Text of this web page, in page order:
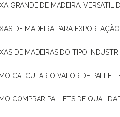
GRANDE DE MADEIRA:
DE MADEIRA PARA
DE MADEIRAS DO TIPO
CALCULAR O VALOR DE
COMPRAR PALLETS DE